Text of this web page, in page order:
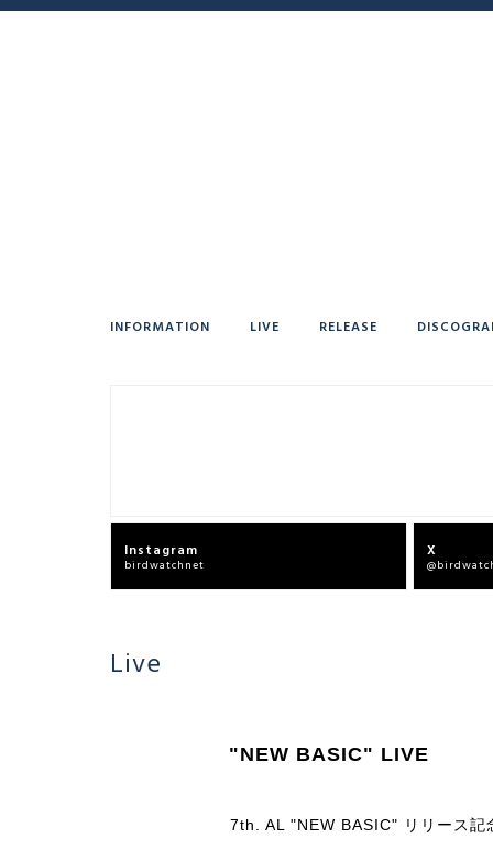
INFORMATION LIVE RELEASE
Instagram
birdwatchnet
X
Live
"NEW BASIC" LIVE
7th. AL "NEW BASIC" リリース